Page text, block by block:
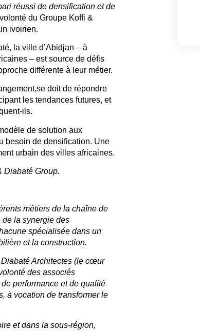
réussi de densification et de
du Groupe Koffi &
ivoirien.
la ville d’Abidjan – à
– est source de défis
différente à leur métier.
,se doit de répondre
les tendances futures, et
ils.
de solution aux
besoin de densification. Une
urbain des villes africaines.
Diabaté Group.
métiers de la chaîne de
la synergie des
spécialisée dans un
et la construction.
Diabaté Architectes (le cœur
des associés
performance et de qualité
à vocation de transformer le
et dans la sous-région,